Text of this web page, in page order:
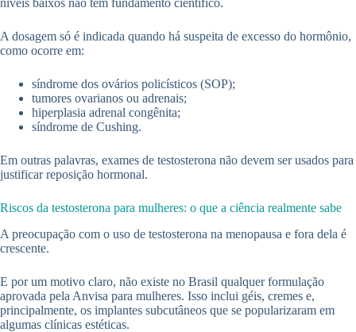
níveis baixos não tem fundamento científico.
A dosagem só é indicada quando há suspeita de excesso do hormônio,
como ocorre em:
síndrome dos ovários policísticos (SOP);
tumores ovarianos ou adrenais;
hiperplasia adrenal congênita;
síndrome de Cushing.
Em outras palavras, exames de testosterona não devem ser usados para
justificar reposição hormonal.
Riscos da testosterona para mulheres: o que a ciência realmente sabe
A preocupação com o uso de testosterona na menopausa e fora dela é
crescente.
E por um motivo claro, não existe no Brasil qualquer formulação
aprovada pela Anvisa para mulheres. Isso inclui géis, cremes e,
principalmente, os implantes subcutâneos que se popularizaram em
algumas clínicas estéticas.